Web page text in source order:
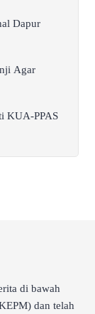
Dapur
Agar
KUA-PPAS
di bawah
dan telah